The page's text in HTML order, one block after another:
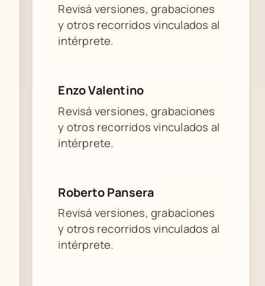
Revisá versiones, grabaciones
y otros recorridos vinculados al
intérprete.
Enzo Valentino
Revisá versiones, grabaciones
y otros recorridos vinculados al
intérprete.
Roberto Pansera
Revisá versiones, grabaciones
y otros recorridos vinculados al
intérprete.